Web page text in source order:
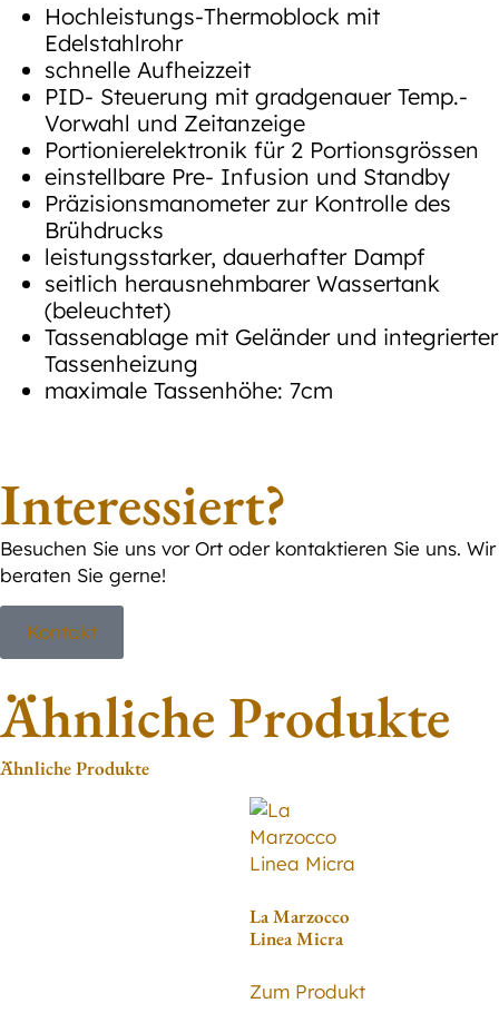
Hochleistungs-Thermoblock mit
Edelstahlrohr
schnelle Aufheizzeit
PID- Steuerung mit gradgenauer Temp.-
Vorwahl und Zeitanzeige
Portionierelektronik für 2 Portionsgrössen
einstellbare Pre- Infusion und Standby
Präzisionsmanometer zur Kontrolle des
Brühdrucks
leistungsstarker, dauerhafter Dampf
seitlich herausnehmbarer Wassertank
(beleuchtet)
Tassenablage mit Geländer und integrierter
Tassenheizung
maximale Tassenhöhe: 7cm
Interessiert?
Besuchen Sie uns vor Ort oder kontaktieren Sie uns. Wir
beraten Sie gerne!
Kontakt
Ähnliche Produkte
Ähnliche Produkte
La Marzocco
Linea Micra
Zum Produkt